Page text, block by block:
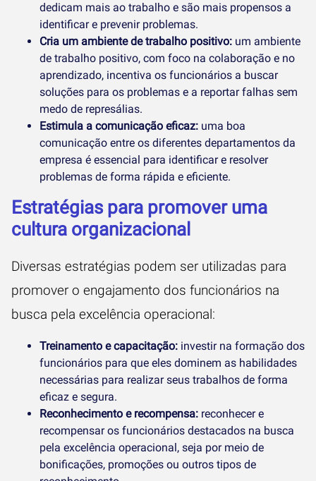
dedicam mais ao trabalho e são mais propensos a
identificar e prevenir problemas.
Cria um ambiente de trabalho positivo: um ambiente
de trabalho positivo, com foco na colaboração e no
aprendizado, incentiva os funcionários a buscar
soluções para os problemas e a reportar falhas sem
medo de represálias.
Estimula a comunicação eficaz: uma boa
comunicação entre os diferentes departamentos da
empresa é essencial para identificar e resolver
problemas de forma rápida e eficiente.
Estratégias para promover uma
cultura organizacional
Diversas estratégias podem ser utilizadas para
promover o engajamento dos funcionários na
busca pela excelência operacional:
Treinamento e capacitação: investir na formação dos
funcionários para que eles dominem as habilidades
necessárias para realizar seus trabalhos de forma
eficaz e segura.
Reconhecimento e recompensa: reconhecer e
recompensar os funcionários destacados na busca
pela excelência operacional, seja por meio de
bonificações, promoções ou outros tipos de